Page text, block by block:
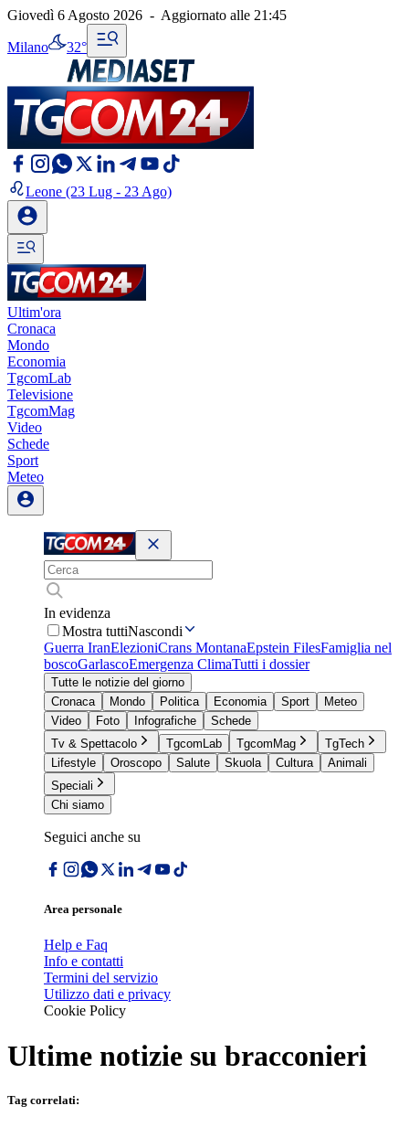
Giovedì 6 Agosto 2026 - Aggiornato alle 21:45
Milano 32°
Leone (23 Lug - 23 Ago)
Ultim'ora
Cronaca
Mondo
Economia
TgcomLab
Televisione
TgcomMag
Video
Schede
Sport
Meteo
In evidenza
Mostra tuttiNascondi
Guerra IranElezioniCrans MontanaEpstein FilesFamiglia nel
boscoGarlascoEmergenza ClimaTutti i dossier
Tutte le notizie del giorno
Cronaca
Mondo Politica Economia Sport
Meteo
Video
Foto Infografiche
Schede
Tv & Spettacolo
TgcomLab TgcomMag
TgTech
Lifestyle
Oroscopo Salute Skuola Cultura
Animali
Speciali
Chi siamo
Seguici anche su
Area personale
Help e Faq
Info e contatti
Termini del servizio
Utilizzo dati e privacy
Cookie Policy
Ultime notizie su bracconieri
Tag correlati: